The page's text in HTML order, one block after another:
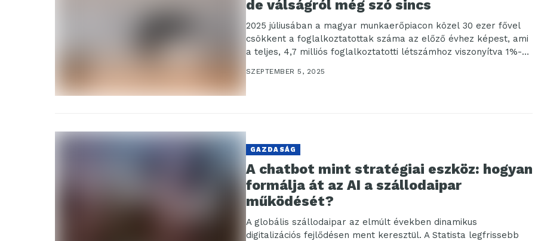
de válságról még szó sincs
2025 júliusában a magyar munkaerőpiacon közel 30 ezer fővel
csökkent a foglalkoztatottak száma az előző évhez képest, ami
a teljes, 4,7 milliós foglalkoztatotti létszámhoz viszonyítva 1%-
SZEPTEMBER 5, 2025
GAZDASÁG
A chatbot mint stratégiai eszköz: hogyan
formálja át az AI a szállodaipar
működését?
A globális szállodaipar az elmúlt években dinamikus
digitalizációs fejlődésen ment keresztül. A Statista legfrissebb